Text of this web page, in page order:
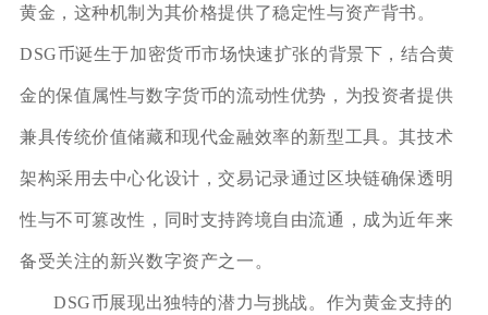
黄金，这种机制为其价格提供了稳定性与资产背书。
DSG币诞生于加密货币市场快速扩张的背景下，结合黄
金的保值属性与数字货币的流动性优势，为投资者提供
兼具传统价值储藏和现代金融效率的新型工具。其技术
架构采用去中心化设计，交易记录通过区块链确保透明
性与不可篡改性，同时支持跨境自由流通，成为近年来
备受关注的新兴数字资产之一。
DSG币展现出独特的潜力与挑战。作为黄金支持的